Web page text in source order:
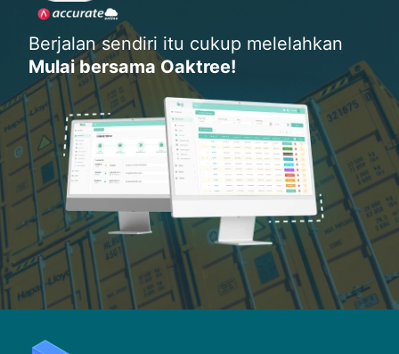
Berjalan sendiri itu cukup melelahkan
Mulai bersama Oaktree!